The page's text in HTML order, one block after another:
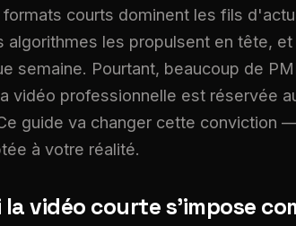
formats courts dominent les fils
les propulsent en tête,
semaine. Pourtant, beaucoup de
vidéo professionnelle est réservée
guide va changer cette conviction
à votre réalité.
la vidéo courte s'impose